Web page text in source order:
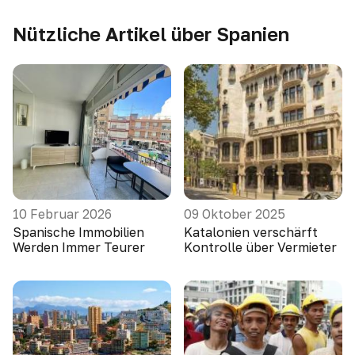
Nützliche Artikel über Spanien
10 Februar 2026
Spanische Immobilien
Werden Immer Teurer
09 Oktober 2025
Katalonien verschärft
Kontrolle über Vermieter